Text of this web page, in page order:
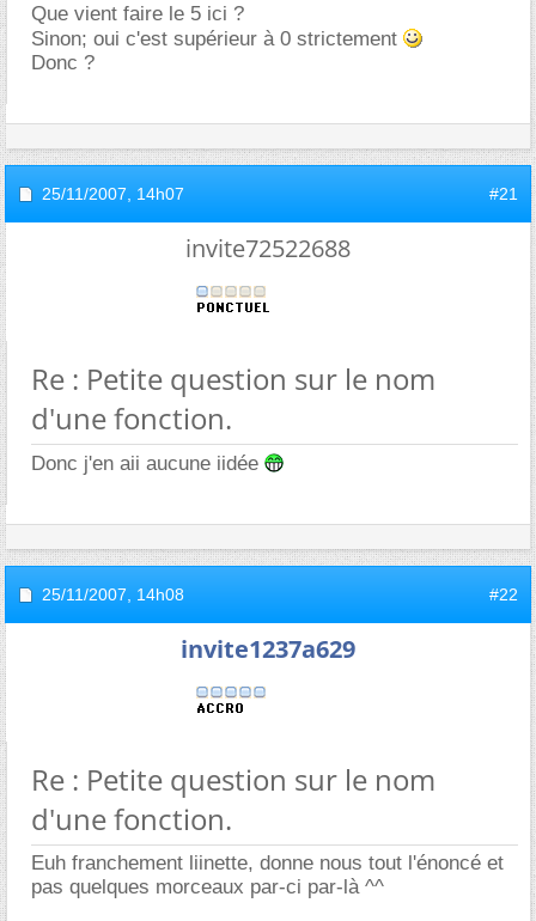
Que vient faire le 5 ici ?
Sinon; oui c'est supérieur à 0 strictement
Donc ?
25/11/2007, 14h07 #21
invite72522688
Re : Petite question sur le nom
d'une fonction.
Donc j'en aii aucune iidée
25/11/2007, 14h08 #22
invite1237a629
Re : Petite question sur le nom
d'une fonction.
Euh franchement liinette, donne nous tout l'énoncé et
pas quelques morceaux par-ci par-là ^^